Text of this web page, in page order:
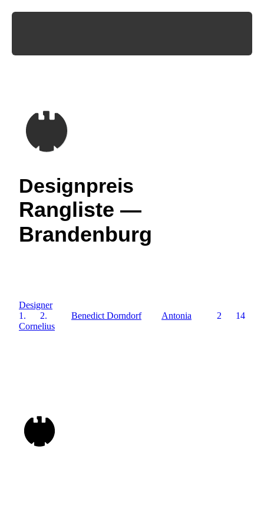
Designpreis
Rangliste —
Brandenburg
Designer
1.
14
Benedict Dorndorf
2. 2
Antonia
Cornelius